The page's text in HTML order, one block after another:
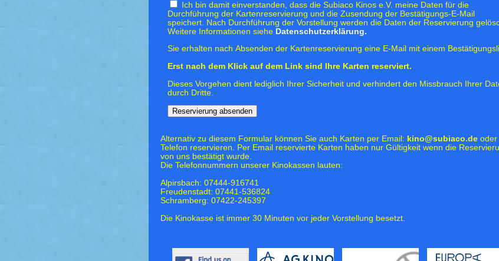
Ich bin damit einverstanden, dass die Subiaco Kinos e.V. meine Daten für die
Durchführung der Kartenreservierung und die Zusendung der Bestätigungs-E-Mail
speichert. Nach Durchführung der Vorstellung werden die Daten der Reservierung
Weitere Informationen siehe Datenschutzerklärung.
Sie erhalten nach Absenden der Kartenreservierung eine E-Mail mit einem
Erst nach dem Klick auf dem Link sind Ihre Karten reserviert.
Dieses Vorgehen dient lediglich Ihrer Sicherheit und verhindert den Missbrauch Ihrer
durch Dritte.
Alternativ zu diesem Formular können Sie auch Karten per Email: kino@subiaco.de oder
Telefon reservieren. Per Email reservierte Karten haben nur Gültigkeit wenn die
von uns bestätigt wurde.
Die Telefonnummern unserer Kinokassen lauten:
Alpirsbach: 07444-916741
Freudenstadt: 07441-536824
Schramberg: 07422-245397
Die Kinokasse ist immer 30 Minuten vor jeder Vorstellung besetzt.